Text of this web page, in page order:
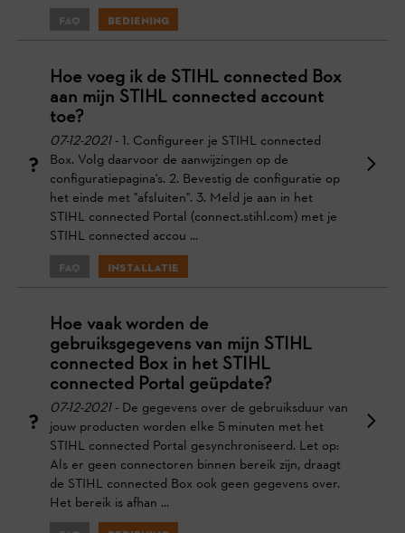
FAQ Bediening
Hoe voeg ik de STIHL connected Box
aan mijn STIHL connected account
toe?
07-12-2021- 1. Configureer je STIHL connected
Box. Volg daarvoor de aanwijzingen op de
configuratiepagina's. 2. Bevestig de configuratie op
het einde met "afsluiten". 3. Meld je aan in het
STIHL connected Portal (connect.stihl.com) met je
STIHL connected accou ...
FAQ Installatie
Hoe vaak worden de
gebruiksgegevens van mijn STIHL
connected Box in het STIHL
connected Portal geüpdate?
07-12-2021- De gegevens over de gebruiksduur van
jouw producten worden elke 5 minuten met het
STIHL connected Portal gesynchroniseerd. Let op:
Als er geen connectoren binnen bereik zijn, draagt
de STIHL connected Box ook geen gegevens over.
Het bereik is afhan ...